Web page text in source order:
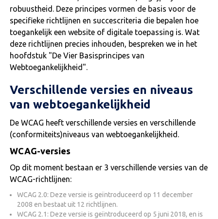
robuustheid. Deze principes vormen de basis voor de
specifieke richtlijnen en succescriteria die bepalen hoe
toegankelijk een website of digitale toepassing is. Wat
deze richtlijnen precies inhouden, bespreken we in het
hoofdstuk "De Vier Basisprincipes van
Webtoegankelijkheid".
Verschillende versies en niveaus
van webtoegankelijkheid
De WCAG heeft verschillende versies en verschillende
(conformiteits)niveaus van webtoegankelijkheid.
WCAG-versies
Op dit moment bestaan er 3 verschillende versies van de
WCAG-richtlijnen:
WCAG 2.0: Deze versie is geïntroduceerd op 11 december
2008 en bestaat uit 12 richtlijnen.
WCAG 2.1: Deze versie is geïntroduceerd op 5 juni 2018, en is